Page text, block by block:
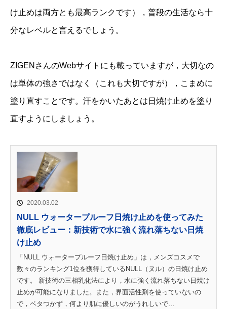
け止めは両方とも最高ランクです），普段の生活なら十
分なレベルと言えるでしょう。
ZIGENさんのWebサイトにも載っていますが，大切なの
は単体の強さではなく（これも大切ですが），こまめに
塗り直すことです。汗をかいたあとは日焼け止めを塗り
直すようにしましょう。
2020.03.02
NULL ウォータープルーフ日焼け止めを使ってみた
徹底レビュー：新技術で水に強く流れ落ちない日焼
け止め
「NULL ウォータープルーフ日焼け止め」は，メンズコスメで
数々のランキング1位を獲得しているNULL（ヌル）の日焼け止め
です。 新技術の三相乳化法により，水に強く流れ落ちない日焼け
止めが可能になりました。また，界面活性剤を使っていないの
で，ベタつかず，何より肌に優しいのがうれしいで...